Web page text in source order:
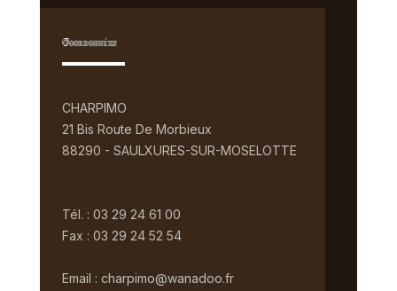
Coordonnées
CHARPIMO
21 Bis Route De Morbieux
88290 - SAULXURES-SUR-MOSELOTTE
Tél. : 03 29 24 61 00
Fax : 03 29 24 52 54
Email : charpimo@wanadoo.fr